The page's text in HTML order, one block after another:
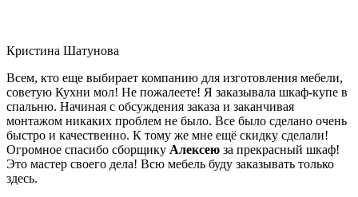
Кристина Шатунова
Всем, кто еще выбирает компанию для изготовления мебели,
советую Кухни мол! Не пожалеете! Я заказывала шкаф-купе в
спальню. Начиная с обсуждения заказа и заканчивая
монтажом никаких проблем не было. Все было сделано очень
быстро и качественно. К тому же мне ещё скидку сделали!
Огромное спасибо сборщику Алексею за прекрасный шкаф!
Это мастер своего дела! Всю мебель буду заказывать только
здесь.